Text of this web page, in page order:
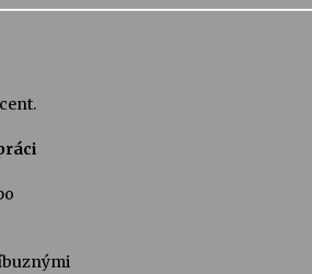
Vysočinka
Klášteře Želiv